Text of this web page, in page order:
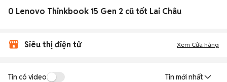
0 Lenovo Thinkbook 15 Gen 2 cũ tốt Lai Châu
Siêu thị điện tử Xem Cửa hàng
Tin có video Tin mới nhất